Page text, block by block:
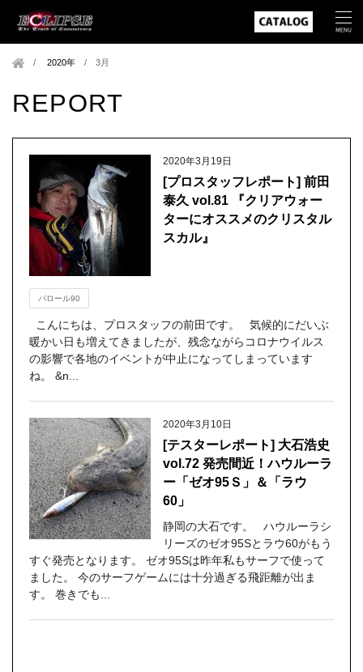
2020年 /3月
REPORT
2020年3月19日
[プロスタッフレポート] 前田
泰久 vol.81 『クリアウォー
ターにオススメのクリスタル
スカル』
バロール90
こんにちは、プロスタッフの前田です。 気候的にだいぶ
暖かい日も増えてきましたが、残念ながらコロナウイルス
の影響で各地のイベントが中止になってしまっています
ね。 &n...
2020年3月10日
[テスターレポート] 大石浩史
vol.72 発売間近！ハウルーラ
ー「ゼオ95Ｓ」＆「ラウ
60」
静岡の大石です。 ハウルーラシ
リーズのゼオ95Sとラウ60がもう
すぐ発売となります。 ゼオ95Sは昨年私もサーフで使って
ました。 今のサーフゲームには十分過ぎる飛距離が出ま
す。 巻きでも...